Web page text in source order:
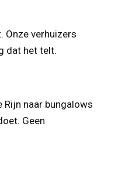
Onze verhuizers
dat het telt.
Rijn naar bungalows
Geen